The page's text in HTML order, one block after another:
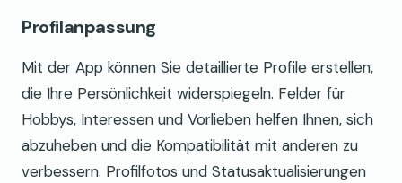
Profilanpassung
Mit der App können Sie detaillierte Profile erstellen,
die Ihre Persönlichkeit widerspiegeln. Felder für
Hobbys, Interessen und Vorlieben helfen Ihnen, sich
abzuheben und die Kompatibilität mit anderen zu
verbessern. Profilfotos und Statusaktualisierungen